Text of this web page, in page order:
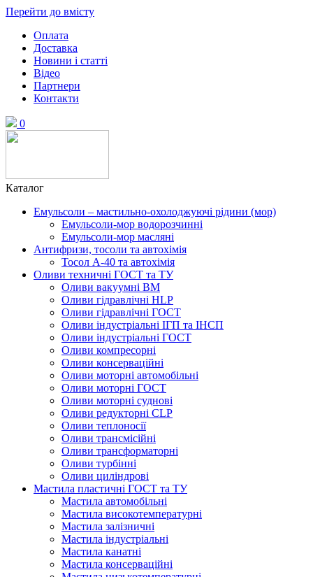
Перейти до вмісту
Оплата
Доставка
Новини і статті
Відео
Партнери
Контакти
0
Каталог
Емульсоли – мастильно-охолоджуючі рідини (мор)
Емульсоли-мор водорозчинні
Емульсоли-мор масляні
Антифризи, тосоли та автохімія
Тосол А-40 та автохімія
Оливи техничні ГОСТ та ТУ
Оливи вакуумні ВМ
Оливи гідравлічні HLP
Оливи гідравлічні ГОСТ
Оливи індустріальні ІГП та ІНСП
Оливи індустріальні ГОСТ
Оливи компресорні
Оливи консерваційні
Оливи моторні автомобільні
Оливи моторні ГОСТ
Оливи моторні суднові
Оливи редукторні CLP
Оливи теплоносії
Оливи трансмісійні
Оливи трансформаторні
Оливи турбінні
Оливи циліндрові
Мастила пластичні ГОСТ та ТУ
Мастила автомобільні
Мастила високотемпературні
Мастила залізничні
Мастила індустріальні
Мастила канатні
Мастила консерваційні